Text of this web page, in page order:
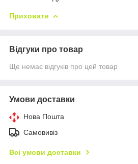
Приховати
Відгуки про товар
Ще немає відгуків про цей товар
Умови доставки
Нова Пошта
Самовивіз
Всі умови доставки